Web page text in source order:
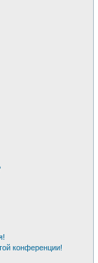
конференции!